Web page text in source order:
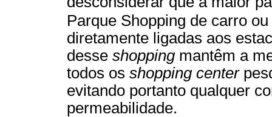
Parque Shopping de carro
diretamente ligadas aos
desse shopping mantêm a
todos os shopping center
evitando portanto qualquer
permeabilidade.